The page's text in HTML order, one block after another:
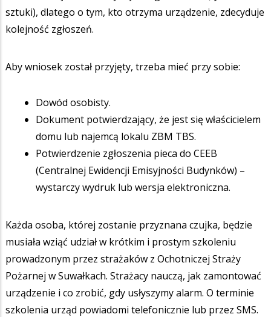
sztuki), dlatego o tym, kto otrzyma urządzenie, zdecyduje
kolejność zgłoszeń.
Aby wniosek został przyjęty, trzeba mieć przy sobie:
Dowód osobisty.
Dokument potwierdzający, że jest się właścicielem
domu lub najemcą lokalu ZBM TBS.
Potwierdzenie zgłoszenia pieca do CEEB
(Centralnej Ewidencji Emisyjności Budynków) –
wystarczy wydruk lub wersja elektroniczna.
Każda osoba, której zostanie przyznana czujka, będzie
musiała wziąć udział w krótkim i prostym szkoleniu
prowadzonym przez strażaków z Ochotniczej Straży
Pożarnej w Suwałkach. Strażacy nauczą, jak zamontować
urządzenie i co zrobić, gdy usłyszymy alarm. O terminie
szkolenia urząd powiadomi telefonicznie lub przez SMS.